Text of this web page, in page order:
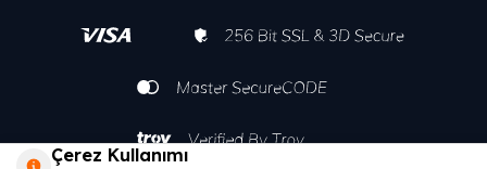
Çerez Kullanımı